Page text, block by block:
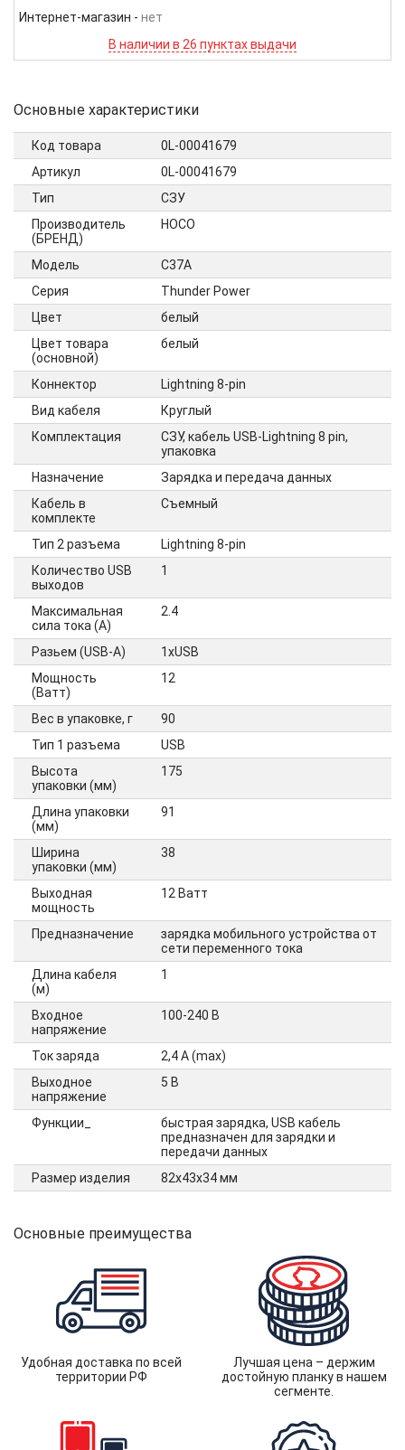
Интернет-магазин - нет
В наличии в 26 пунктах выдачи
Основные характеристики
Код товара
0L-00041679
Артикул
0L-00041679
Тип
СЗУ
Производитель
(БРЕНД)
HOCO
Модель
C37A
Серия
Thunder Power
Цвет
белый
Цвет товара
(основной)
белый
Коннектор
Lightning 8-pin
Вид кабеля
Круглый
Комплектация
СЗУ, кабель USB-Lightning 8 pin,
упаковка
Назначение
Зарядка и передача данных
Кабель в
комплекте
Cъемный
Тип 2 разъема
Lightning 8-pin
Количество USB
выходов
1
Максимальная
сила тока (А)
2.4
Разьем (USB-A)
1xUSB
Мощность
(Ватт)
12
Вес в упаковке, г
90
Тип 1 разъема
USB
Высота
упаковки (мм)
175
Длина упаковки
(мм)
91
Ширина
упаковки (мм)
38
Выходная
мощность
12 Ватт
Предназначение
зарядка мобильного устройства от
сети переменного тока
Длина кабеля
(м)
1
Входное
напряжение
100-240 В
Ток заряда
2,4 А (max)
Выходное
напряжение
5 B
Функции_
быстрая зарядка, USB кабель
предназначен для зарядки и
передачи данных
Размер изделия
82х43х34 мм
Основные преимущества
Удобная доставка по всей
территории РФ
Лучшая цена – держим
достойную планку в нашем
сегменте.